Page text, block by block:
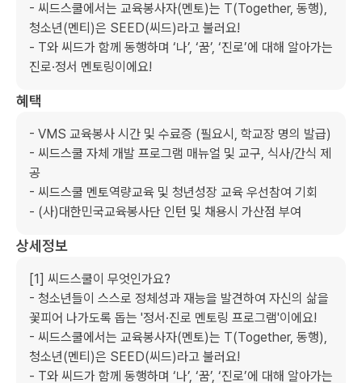
- 씨드스쿨에서는 교육봉사자(멘토)는 T(Together, 동행),
청소년(멘티)은 SEED(씨드)라고 불러요!
- T와 씨드가 함께 동행하며 ‘나’, ‘꿈’, ‘진로’에 대해 알아가는
진로·정서 멘토링이에요!
혜택
- VMS 교육봉사 시간 및 수료증 (필요시, 학교장 명의 발급)
- 씨드스쿨 자체 개발 프로그램 매뉴얼 및 교구, 식사/간식 제
공
- 씨드스쿨 멘토역량교육 및 청년성장 교육 우선참여 기회
- (사)대한민국교육봉사단 인턴 및 채용시 가산점 부여
상세정보
[1] 씨드스쿨이 무엇인가요?
- 청소년들이 스스로 정체성과 재능을 발견하여 자신의 삶을
꽃피어 나가도록 돕는 '정서·진로 멘토링 프로그램'이에요!
- 씨드스쿨에서는 교육봉사자(멘토)는 T(Together, 동행),
청소년(멘티)은 SEED(씨드)라고 불러요!
- T와 씨드가 함께 동행하며 ‘나’, ‘꿈’, ‘진로’에 대해 알아가는